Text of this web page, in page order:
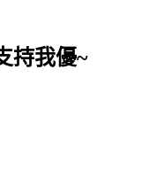
持我優~